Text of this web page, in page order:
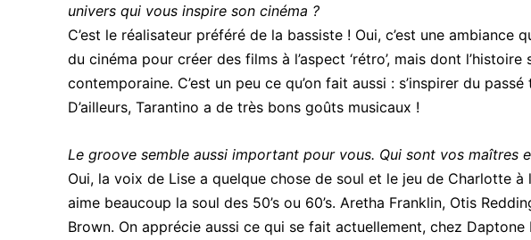
univers qui vous inspire son cinéma ?
C’est le réalisateur préféré de la bassiste ! Oui, c’est une ambiance
du cinéma pour créer des films à l’aspect ‘rétro’, mais dont
contemporaine. C’est un peu ce qu’on fait aussi : s’inspirer du
D’ailleurs, Tarantino a de très bons goûts musicaux !
Le groove semble aussi important pour vous. Qui sont vos maîtres
Oui, la voix de Lise a quelque chose de soul et le jeu de Charlotte
aime beaucoup la soul des 50’s ou 60’s. Aretha Franklin, Otis
Brown. On apprécie aussi ce qui se fait actuellement, chez